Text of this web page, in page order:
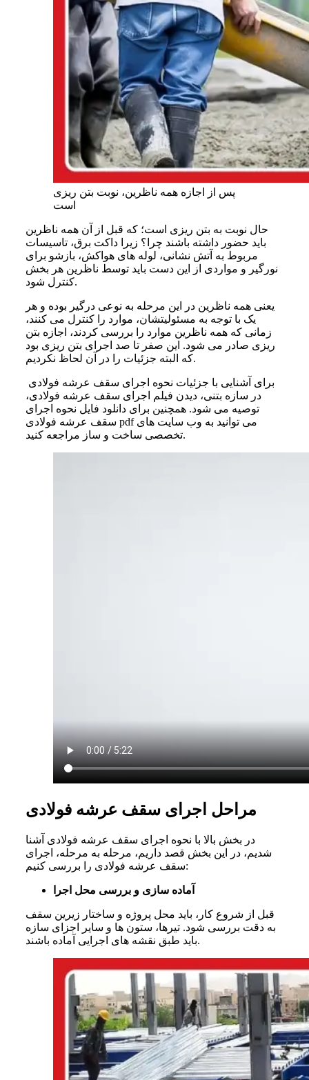
پس از اجازه همه ناظرین، نوبت بتن ریزی
است
حال نوبت به بتن ریزی است؛ که قبل از آن همه ناظرین
باید حضور داشته باشند چرا؟ زیرا داکت برق، تاسیسات
مربوط به آتش نشانی، لوله های هواکش، بازشو برای
نورگیر و مواردی از این دست باید توسط ناظرین هر بخش
کنترل شود.
یعنی همه ناظرین در این مرحله به نوعی درگیر بوده و هر
یک با توجه به مسئولیتشان، موارد را کنترل می کنند،
زمانی که همه ناظرین موارد را بررسی کردند، اجازه بتن
ریزی صادر می شود. این صفر تا صد اجرای بتن ریزی بود
که البته جزئیات را در آن لحاظ نکردیم.
در سازه بتنی، دیدن فیلم اجرای سقف عرشه فولادی،
توصیه می شود. همچنین برای دانلود فایل نحوه اجرای
سقف عرشه فولادی pdf می توانید به وب‌ سایت های
تخصصی ساخت و ساز مراجعه کنید.
مراحل اجرای سقف عرشه فولادی
در بخش بالا با نحوه اجرای سقف عرشه فولادی آشنا
شدیم، در این بخش قصد داریم، مرحله به مرحله، اجرای
سقف عرشه فولادی را بررسی کنیم:
آماده سازی و بررسی محل اجرا
قبل از شروع کار، باید محل پروژه و ساختار زیرین سقف
به دقت بررسی شود. تیرها، ستون ها و سایر اجزای سازه
باید طبق نقشه های اجرایی آماده باشند.